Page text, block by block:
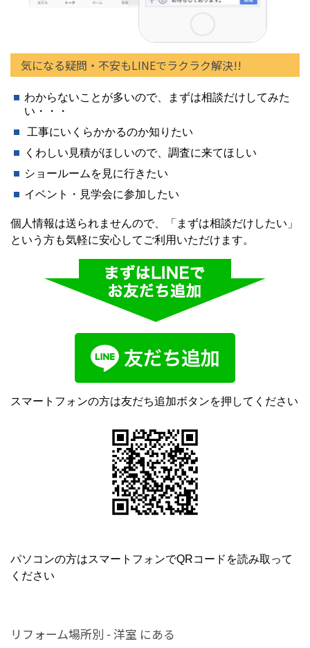
気になる疑問・不安もLINEでラクラク解決!!
わからないことが多いので、まずは相談だけしてみた
い・・・
工事にいくらかかるのか知りたい
くわしい見積がほしいので、調査に来てほしい
ショールームを見に行きたい
イベント・見学会に参加したい
個人情報は送られませんので、「まずは相談だけしたい」
という方も気軽に安心してご利用いただけます。
スマートフォンの方は友だち追加ボタンを押してください
パソコンの方はスマートフォンでQRコードを読み取って
ください
リフォーム場所別 - 洋室 にある